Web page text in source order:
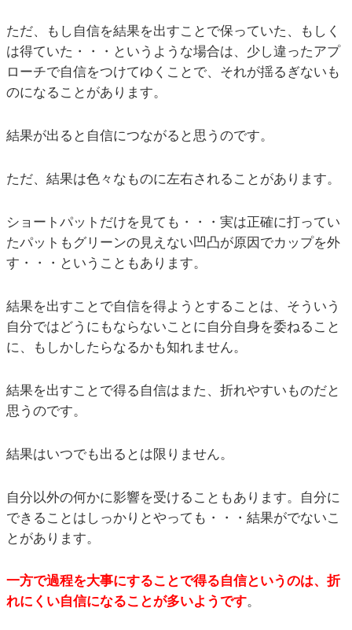
ただ、もし自信を結果を出すことで保っていた、もしく
は得ていた・・・というような場合は、少し違ったアプ
ローチで自信をつけてゆくことで、それが揺るぎないも
のになることがあります。
結果が出ると自信につながると思うのです。
ただ、結果は色々なものに左右されることがあります。
ショートパットだけを見ても・・・実は正確に打ってい
たパットもグリーンの見えない凹凸が原因でカップを外
す・・・ということもあります。
結果を出すことで自信を得ようとすることは、そういう
自分ではどうにもならないことに自分自身を委ねること
に、もしかしたらなるかも知れません。
結果を出すことで得る自信はまた、折れやすいものだと
思うのです。
結果はいつでも出るとは限りません。
自分以外の何かに影響を受けることもあります。自分に
できることはしっかりとやっても・・・結果がでないこ
とがあります。
一方で過程を大事にすることで得る自信というのは、折
れにくい自信になることが多いようです。